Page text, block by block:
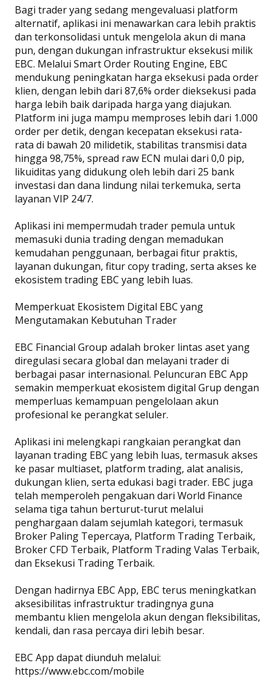
Bagi trader yang sedang mengevaluasi platform
alternatif, aplikasi ini menawarkan cara lebih praktis
dan terkonsolidasi untuk mengelola akun di mana
pun, dengan dukungan infrastruktur eksekusi milik
EBC. Melalui Smart Order Routing Engine, EBC
mendukung peningkatan harga eksekusi pada order
klien, dengan lebih dari 87,6% order dieksekusi pada
harga lebih baik daripada harga yang diajukan.
Platform ini juga mampu memproses lebih dari 1.000
order per detik, dengan kecepatan eksekusi rata-
rata di bawah 20 milidetik, stabilitas transmisi data
hingga 98,75%, spread raw ECN mulai dari 0,0 pip,
likuiditas yang didukung oleh lebih dari 25 bank
investasi dan dana lindung nilai terkemuka, serta
layanan VIP 24/7.
Aplikasi ini mempermudah trader pemula untuk
memasuki dunia trading dengan memadukan
kemudahan penggunaan, berbagai fitur praktis,
layanan dukungan, fitur copy trading, serta akses ke
ekosistem trading EBC yang lebih luas.
Memperkuat Ekosistem Digital EBC yang
Mengutamakan Kebutuhan Trader
EBC Financial Group adalah broker lintas aset yang
diregulasi secara global dan melayani trader di
berbagai pasar internasional. Peluncuran EBC App
semakin memperkuat ekosistem digital Grup dengan
memperluas kemampuan pengelolaan akun
profesional ke perangkat seluler.
Aplikasi ini melengkapi rangkaian perangkat dan
layanan trading EBC yang lebih luas, termasuk akses
ke pasar multiaset, platform trading, alat analisis,
dukungan klien, serta edukasi bagi trader. EBC juga
telah memperoleh pengakuan dari World Finance
selama tiga tahun berturut-turut melalui
penghargaan dalam sejumlah kategori, termasuk
Broker Paling Tepercaya, Platform Trading Terbaik,
Broker CFD Terbaik, Platform Trading Valas Terbaik,
dan Eksekusi Trading Terbaik.
Dengan hadirnya EBC App, EBC terus meningkatkan
aksesibilitas infrastruktur tradingnya guna
membantu klien mengelola akun dengan fleksibilitas,
kendali, dan rasa percaya diri lebih besar.
EBC App dapat diunduh melalui:
https://www.ebc.com/mobile